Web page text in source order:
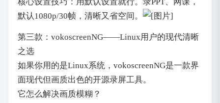
默认1080p/30帧，清晰又省空间。
第三款：vokoscreenNG——Linux用户的现代清晰
之选
如果你用的是Linux系统，vokoscreenNG是一款界
面现代但画质出色的开源录屏工具。
它怎么解决画质模糊？